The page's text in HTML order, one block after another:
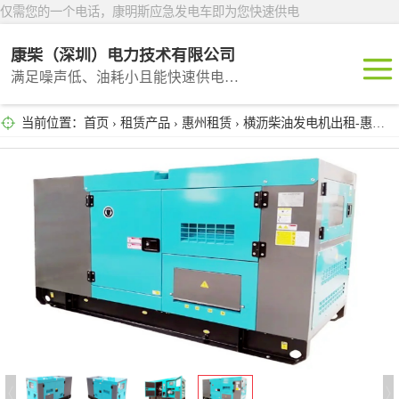
仅需您的一个电话，康明斯应急发电车即为您快速供电
康柴（深圳）电力技术有限公司
满足噪声低、油耗小且能快速供电的租赁产品
当前位置： 首页 › 租赁产品 › 惠州租赁 › 横沥柴油发电机出租-惠州发电设备租赁公司
深圳租赁
广州租赁
惠州租赁
汕头租赁